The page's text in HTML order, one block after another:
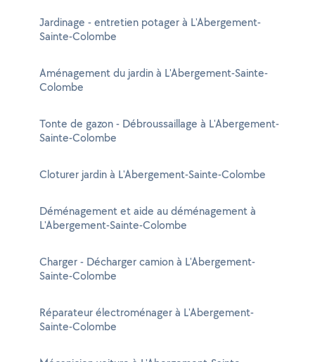
Jardinage - entretien potager à L'Abergement-
Sainte-Colombe
Aménagement du jardin à L'Abergement-Sainte-
Colombe
Tonte de gazon - Débroussaillage à L'Abergement-
Sainte-Colombe
Cloturer jardin à L'Abergement-Sainte-Colombe
Déménagement et aide au déménagement à
L'Abergement-Sainte-Colombe
Charger - Décharger camion à L'Abergement-
Sainte-Colombe
Réparateur électroménager à L'Abergement-
Sainte-Colombe